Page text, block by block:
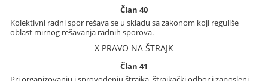
Član 40
Kolektivni radni spor rešava se u skladu sa zakonom koji reguliše
oblast mirnog rešavanja radnih sporova.
X PRAVO NA ŠTRAJK
Član 41